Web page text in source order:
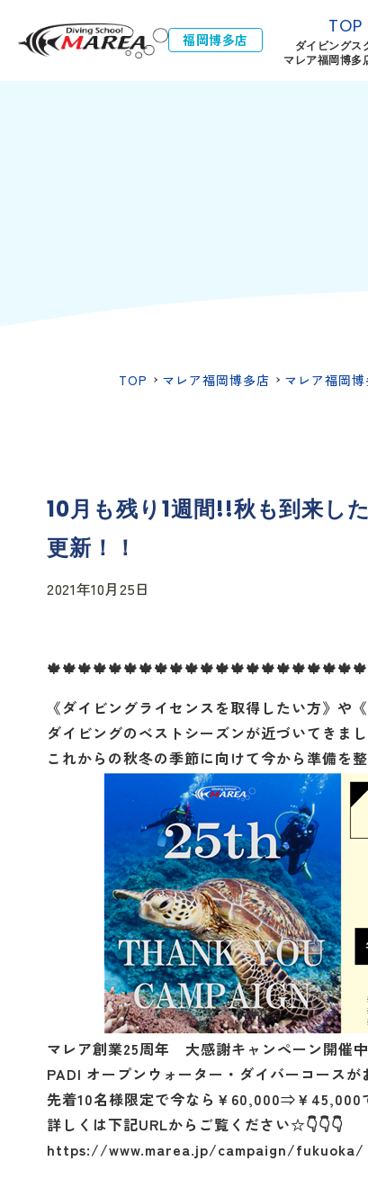
福岡博多店
TOP
ダイビングス
マレア福岡博多
TOP マレア福岡博多店 マレア福岡
10月も残り1週間!!秋も到来し
更新！！
2021年10月25日
《ダイビングライセンスを取得したい方》や
ダイビングのベストシーズンが近づいてきま
これからの秋冬の季節に向けて今から準備を
マレア創業25周年 大感謝キャンペーン開催
PADI オープンウォーター・ダイバーコース
先着10名様限定で今なら￥60,000⇒￥45,000
詳しくは下記URLからご覧ください☆👇👇👇
https://www.marea.jp/campaign/fukuoka/